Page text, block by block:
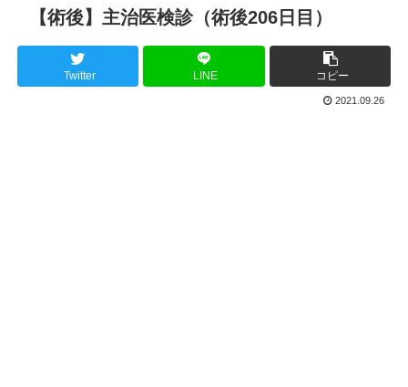
【術後】主治医検診（術後206日目）
Twitter LINE コピー
2021.09.26